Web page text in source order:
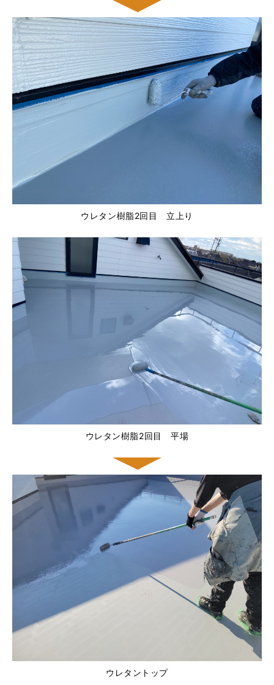
ウレタン樹脂2回目 立上り
ウレタン樹脂2回目 平場
ウレタントップ